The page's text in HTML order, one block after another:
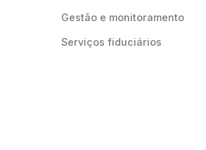
Gestão e monitoramento
Serviços fiduciários